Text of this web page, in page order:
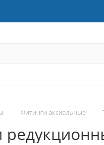
— Фитинги аксиальные —